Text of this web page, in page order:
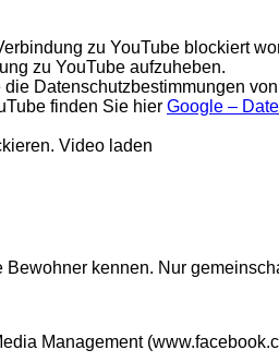
zu YouTube blockiert
zu YouTube aufzuheben.
Datenschutzbestimmungen
finden Sie hier Google –
Video laden
kennen. Nur
Management